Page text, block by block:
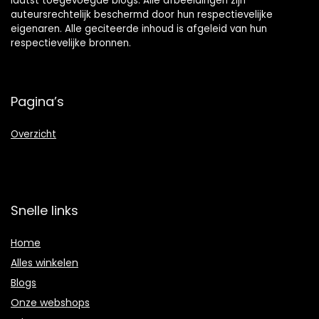
auteursrechtelijk beschermd door hun respectievelijke
eigenaren. Alle geciteerde inhoud is afgeleid van hun
respectievelijke bronnen.
Pagina’s
Overzicht
Snelle links
Home
Alles winkelen
Blogs
Onze webshops